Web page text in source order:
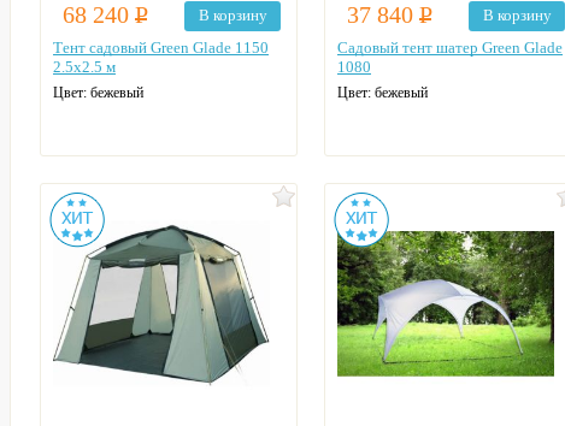
68 240 Р
В корзину
Тент садовый Green Glade 1150
2.5х2.5 м
Цвет: бежевый
37 840 Р
В корзину
Садовый тент шатер Green Glade
1080
Цвет: бежевый